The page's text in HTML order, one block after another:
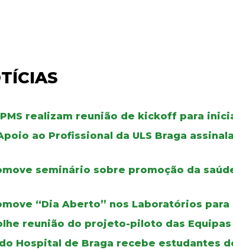
realizam reunião de kickoff para
ao Profissional da ULS Braga
seminário sobre promoção da
“Dia Aberto” nos Laboratórios
reunião do projeto-piloto das
Hospital de Braga recebe estudantes